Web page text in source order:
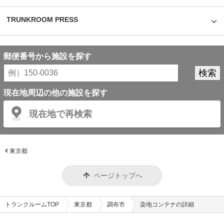
TRUNKROOM PRESS
郵便番号から施設を探す
現在地周辺の他の施設を探す
現在地で再検索
東京都
ページトップへ
トランクルームTOP 東京都 調布市 染地コンテナの詳細